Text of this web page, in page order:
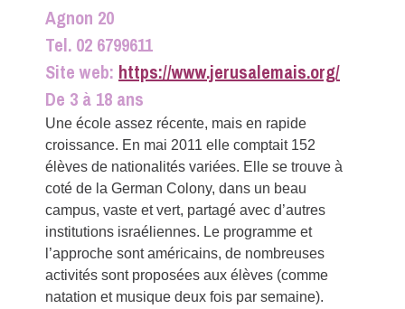
Agnon 20
Tel. 02 6799611
Site web: https://www.jerusalemais.org/
De 3 à 18 ans
Une école assez récente, mais en rapide
croissance. En mai 2011 elle comptait 152
élèves de nationalités variées. Elle se trouve à
coté de la German Colony, dans un beau
campus, vaste et vert, partagé avec d’autres
institutions israéliennes. Le programme et
l’approche sont américains, de nombreuses
activités sont proposées aux élèves (comme
natation et musique deux fois par semaine).